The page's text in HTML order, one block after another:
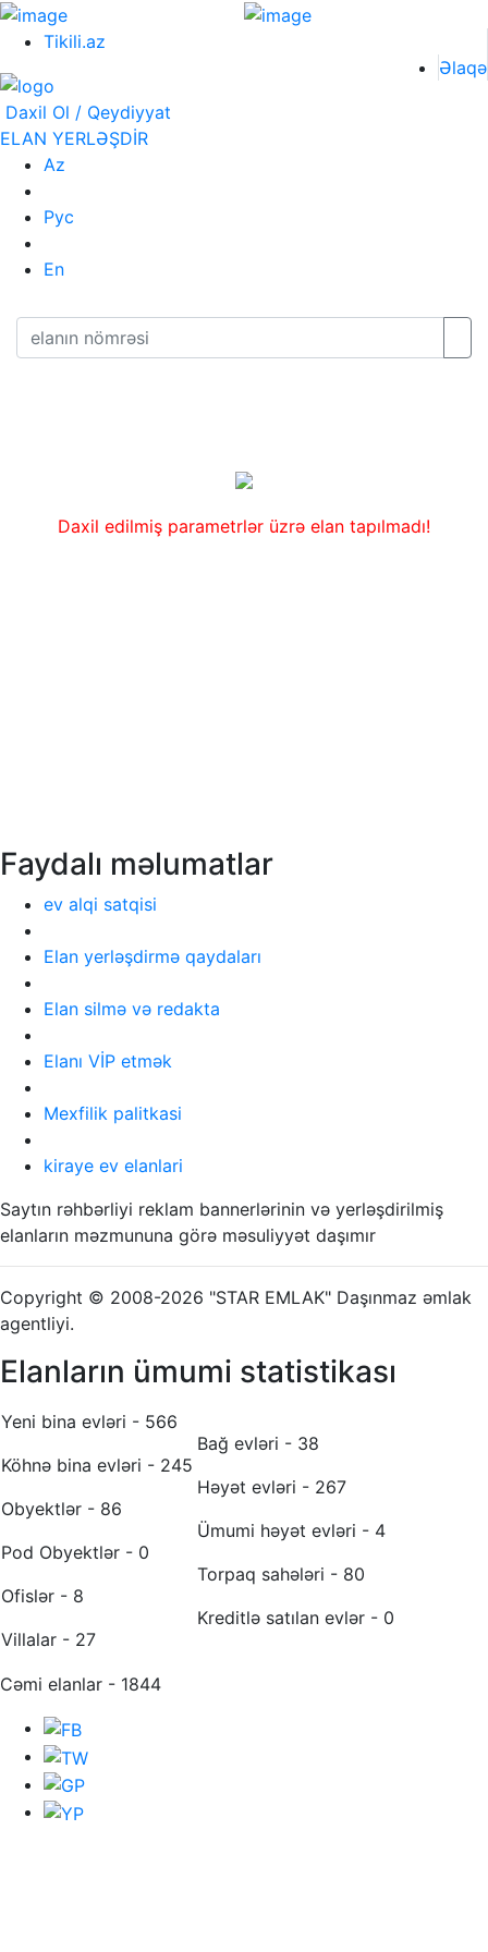
Tikili.az
Əlaqə
Daxil Ol / Qeydiyyat
ELAN YERLƏŞDİR
Az
Рус
En
Daxil edilmiş parametrlər üzrə elan tapılmadı!
Faydalı məlumatlar
ev alqi satqisi
Elan yerləşdirmə qaydaları
Elan silmə və redakta
Elanı VİP etmək
Mexfilik palitkasi
kiraye ev elanlari
Saytın rəhbərliyi reklam bannerlərinin və yerləşdirilmiş
elanların məzmununa görə məsuliyyət daşımır
Copyright © 2008-2026 "STAR EMLAK" Daşınmaz əmlak
agentliyi.
Elanların ümumi statistikası
Yeni bina evləri - 566
Köhnə bina evləri - 245
Obyektlər - 86
Pod Obyektlər - 0
Ofislər - 8
Villalar - 27
Bağ evləri - 38
Həyət evləri - 267
Ümumi həyət evləri - 4
Torpaq sahələri - 80
Kreditlə satılan evlər - 0
Cəmi elanlar - 1844